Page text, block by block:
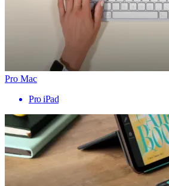
Pro Mac
Pro iPad